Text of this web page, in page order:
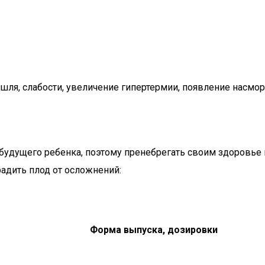
слабости, увеличение гипертермии, появление
ребенка, поэтому пренебрегать своим здоровье
плод от осложнений:
Форма выпуска, дозировки